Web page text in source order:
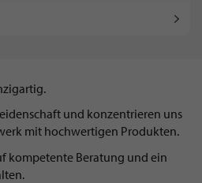
und konzentrieren uns
mit hochwertigen Produkten.
kompetente Beratung und ein